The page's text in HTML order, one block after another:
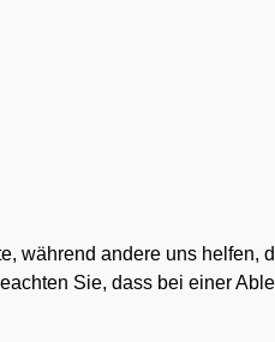
während andere uns helfen,
Sie, dass bei einer